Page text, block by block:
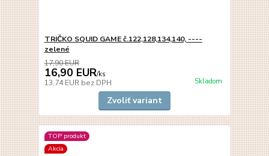
TRIČKO SQUID GAME č.122,128,134,140, ----
zelené
17,90 EUR
16,90 EUR/ks
13,74 EUR bez DPH Skladom
Zvoliť variant
TOP produkt
Akcia